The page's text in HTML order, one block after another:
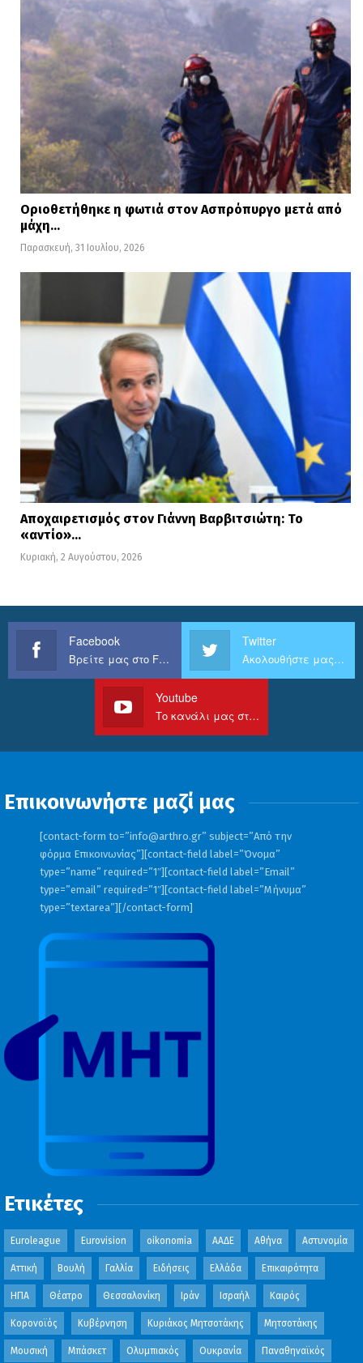
Οριοθετήθηκε η φωτιά στον Ασπρόπυργο μετά από
μάχη…
Παρασκευή, 31 Ιουλίου, 2026
Αποχαιρετισμός στον Γιάννη Βαρβιτσιώτη: Το
«αντίο»…
Κυριακή, 2 Αυγούστου, 2026
Facebook
Βρείτε μας στο Facebook
Twitter
Ακολουθήστε μας στο Twitter
Youtube
Το κανάλι μας στο Youtube
Επικοινωνήστε μαζί μας
[contact-form to=”info@arthro.gr” subject=”Από την
φόρμα Επικοινωνίας”][contact-field label=”Όνομα”
type=”name” required=”1″][contact-field label=”Email”
type=”email” required=”1″][contact-field label=”Μήνυμα”
type=”textarea”][/contact-form]
Ετικέτες
Euroleague Eurovision oikonomia ΑΑΔΕ Αθήνα Αστυνομία
Αττική Βουλή Γαλλία Ειδήσεις Ελλάδα Επικαιρότητα
ΗΠΑ Θέατρο Θεσσαλονίκη Ιράν Ισραήλ Καιρός
Κορονοϊός Κυβέρνηση Κυριάκος Μητσοτάκης Μητσοτάκης
Μουσική Μπάσκετ Ολυμπιακός Ουκρανία Παναθηναϊκός